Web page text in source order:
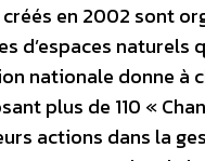
en 2002 sont
d’espaces
nationale donne à
plus de 110 «
actions dans la